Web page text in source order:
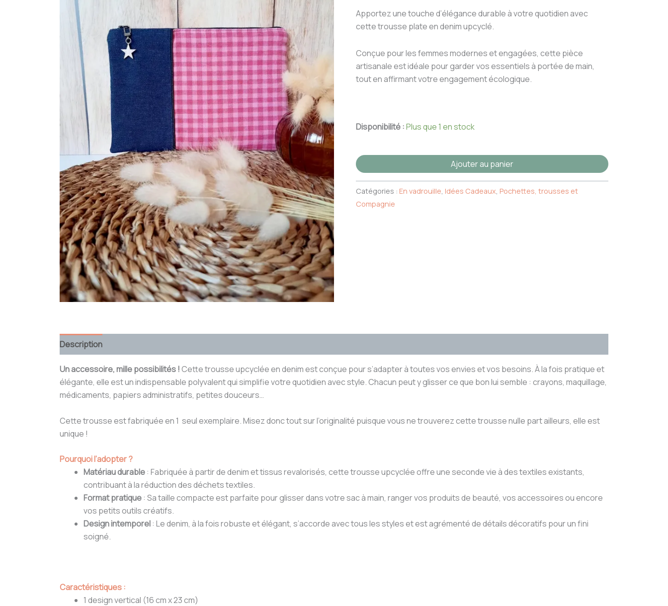
Apportez une touche d’élégance durable à votre quotidien avec
cette trousse plate en denim upcyclé.
Conçue pour les femmes modernes et engagées, cette pièce
artisanale est idéale pour garder vos essentiels à portée de main,
tout en affirmant votre engagement écologique.
Disponibilité :Plus que 1 en stock
Vichy
rose
Ajouter au panier
Catégories : En vadrouille Idées Cadeaux Pochettes, trousses et
Compagnie
Description
Un accessoire, mille possibilités ! Cette trousse upcyclée en denim est conçue pour s’adapter à toutes vos envies et vos besoins. À la fois pratique et
élégante, elle est un indispensable polyvalent qui simplifie votre quotidien avec style. Chacun peut y glisser ce que bon lui semble : crayons, maquillage,
médicaments, papiers administratifs, petites douceurs…
Cette trousse est fabriquée en 1 seul exemplaire. Misez donc tout sur l’originalité puisque vous ne trouverez cette trousse nulle part ailleurs, elle est
unique !
Pourquoi l’adopter ?
Matériau durable: Fabriquée à partir de denim et tissus revalorisés, cette trousse upcyclée offre une seconde vie à des textiles existants,
contribuant à la réduction des déchets textiles.
Format pratique: Sa taille compacte est parfaite pour glisser dans votre sac à main, ranger vos produits de beauté, vos accessoires ou encore
vos petits outils créatifs.
Design intemporel: Le denim, à la fois robuste et élégant, s’accorde avec tous les styles et est agrémenté de détails décoratifs pour un fini
soigné.
Caractéristiques :
1 design vertical (16 cm x 23 cm)